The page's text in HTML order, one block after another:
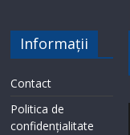
Informații
Contact
Politica de
confidențialitate